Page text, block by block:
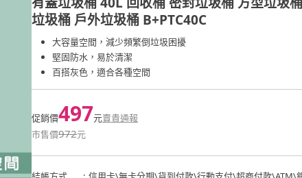
垃圾桶 戶外垃圾桶 B+PTC40C
大容量空間，減少頻繁倒垃圾困擾
堅固防水，易於清潔
百搭灰色，適合各種空間
促銷價497元賣貴通報
市售價972元